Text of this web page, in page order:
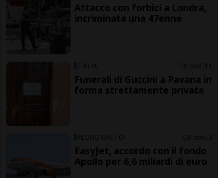
Attacco con forbici a Londra,
incriminata una 47enne
ITALIA 8 ore 11
Funerali di Guccini a Pavana in
forma strettamente privata
REGNO UNITO 8 ore 3
EasyJet, accordo con il fondo
Apollo per 6,6 miliardi di euro